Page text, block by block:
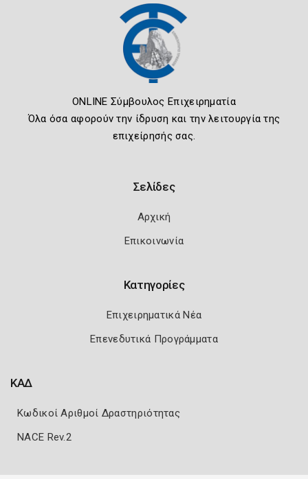
ONLINE Σύμβουλος Επιχειρηματία
Όλα όσα αφορούν την ίδρυση και την λειτουργία της
επιχείρησής σας.
Σελίδες
Αρχική
Επικοινωνία
Κατηγορίες
Επιχειρηματικά Νέα
Επενεδυτικά Προγράμματα
ΚΑΔ
Κωδικοί Αριθμοί Δραστηριότητας
NACE Rev.2